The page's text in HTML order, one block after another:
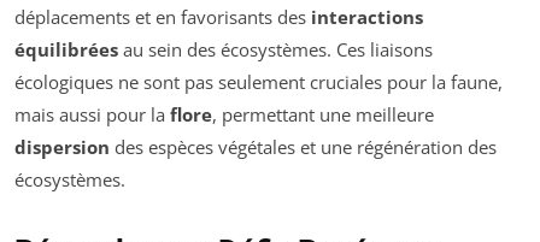
déplacements et en favorisants des interactions
équilibrées au sein des écosystèmes. Ces liaisons
écologiques ne sont pas seulement cruciales pour la faune,
mais aussi pour la flore, permettant une meilleure
dispersion des espèces végétales et une régénération des
écosystèmes.